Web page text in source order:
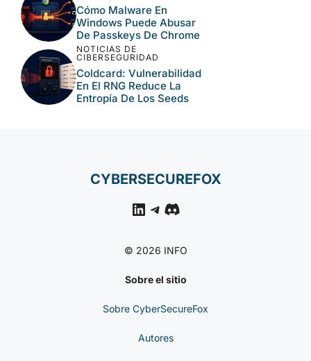
Cómo Malware En
Windows Puede Abusar
De Passkeys De Chrome
NOTICIAS DE
CIBERSEGURIDAD
Coldcard: Vulnerabilidad
En El RNG Reduce La
Entropía De Los Seeds
CYBERSECUREFOX
LinkedIn
Telegram
Discord
© 2026 INFO
Sobre el sitio
Sobre CyberSecureFox
Autores